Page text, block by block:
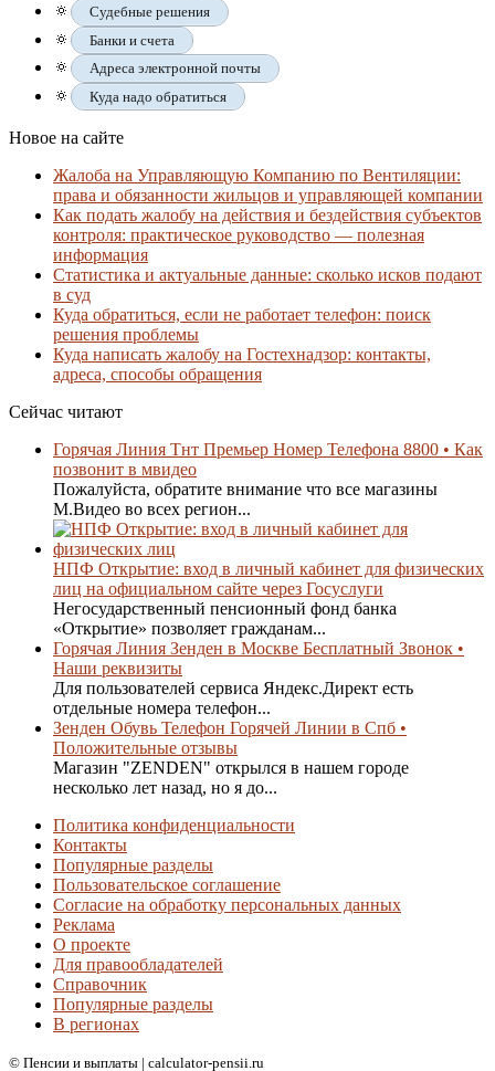
🔅 Судебные решения
🔅 Банки и счета
🔅 Адреса электронной почты
🔅 Куда надо обратиться
Новое на сайте
Жалоба на Управляющую Компанию по Вентиляции:
права и обязанности жильцов и управляющей компании
Как подать жалобу на действия и бездействия субъектов
контроля: практическое руководство — полезная
информация
Статистика и актуальные данные: сколько исков подают
в суд
Куда обратиться, если не работает телефон: поиск
решения проблемы
Куда написать жалобу на Гостехнадзор: контакты,
адреса, способы обращения
Сейчас читают
Горячая Линия Тнт Премьер Номер Телефона 8800 • Как
позвонит в мвидео
Пожалуйста, обратите внимание что все магазины
М.Видео во всех регион...
НПФ Открытие: вход в личный кабинет для физических
лиц на официальном сайте через Госуслуги
Негосударственный пенсионный фонд банка
«Открытие» позволяет гражданам...
Горячая Линия Зенден в Москве Бесплатный Звонок •
Наши реквизиты
Для пользователей сервиса Яндекс.Директ есть
отдельные номера телефон...
Зенден Обувь Телефон Горячей Линии в Спб •
Положительные отзывы
Магазин "ZENDEN" открылся в нашем городе
несколько лет назад, но я до...
Политика конфиденциальности
Контакты
Популярные разделы
Пользовательское соглашение
Согласие на обработку персональных данных
Реклама
О проекте
Для правообладателей
Справочник
Популярные разделы
В регионах
© Пенсии и выплаты | calculator-pensii.ru